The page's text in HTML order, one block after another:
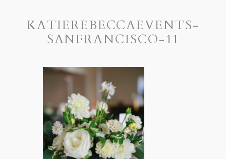
KATIEREBECCAEVENTS-
SANFRANCISCO-11